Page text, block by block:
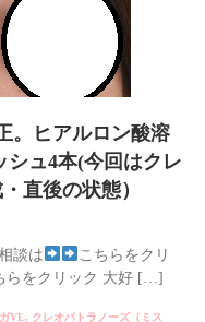
。ヒアルロン酸溶
ュ4本(今回はクレ
直後の状態）
談は
こちらをクリ
らをクリック 大好 […]
VL, クレオパトラノーズ（ミス